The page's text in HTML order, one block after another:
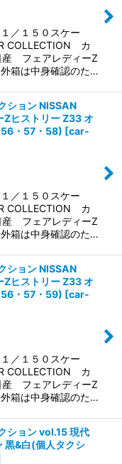
／１５０スケー
COLLECTION カ
フェアレディーZ
箱は中身確認のた…
ョン NISSAN
Zヒストリー Z33 オ
・57・58) [car-
／１５０スケー
COLLECTION カ
フェアレディーZ
箱は中身確認のた…
ョン NISSAN
Zヒストリー Z33 オ
・57・59) [car-
／１５０スケー
COLLECTION カ
フェアレディーZ
箱は中身確認のた…
ョン vol.15 現代
黒&白(個人タクシ